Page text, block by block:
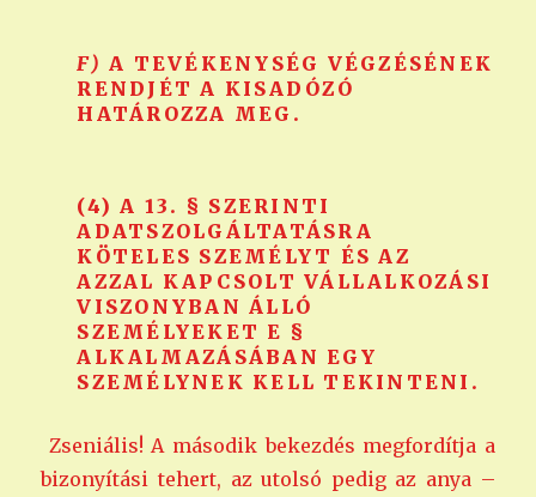
F)A TEVÉKENYSÉG VÉGZÉSÉNEK
RENDJÉT A KISADÓZÓ
HATÁROZZA MEG.
(4) A 13. § SZERINTI
ADATSZOLGÁLTATÁSRA
KÖTELES SZEMÉLYT ÉS AZ
AZZAL KAPCSOLT VÁLLALKOZÁSI
VISZONYBAN ÁLLÓ
SZEMÉLYEKET E §
ALKALMAZÁSÁBAN EGY
SZEMÉLYNEK KELL TEKINTENI.
Zseniális! A második bekezdés megfordítja a
bizonyítási tehert, az utolsó pedig az anya –